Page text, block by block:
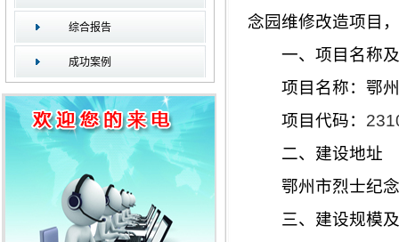
综合报告
成功案例
念园维修改造项目
一、项目名称及
项目名称：鄂州
项目代码：
二、建设地址
鄂州市烈士纪念
三、建设规模及